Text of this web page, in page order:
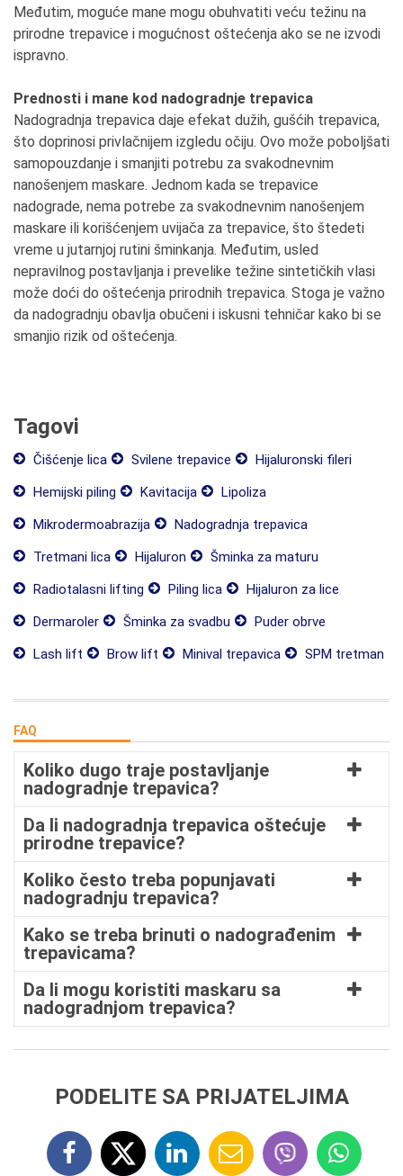
Međutim, moguće mane mogu obuhvatiti veću težinu na
prirodne trepavice i mogućnost oštećenja ako se ne izvodi
ispravno.
Prednosti i mane kod nadogradnje trepavica
Nadogradnja trepavica daje efekat dužih, gušćih trepavica,
što doprinosi privlačnijem izgledu očiju. Ovo može poboljšati
samopouzdanje i smanjiti potrebu za svakodnevnim
nanošenjem maskare. Jednom kada se trepavice
nadograde, nema potrebe za svakodnevnim nanošenjem
maskare ili korišćenjem uvijača za trepavice, što štedeti
vreme u jutarnjoj rutini šminkanja. Međutim, usled
nepravilnog postavljanja i prevelike težine sintetičkih vlasi
može doći do oštećenja prirodnih trepavica. Stoga je važno
da nadogradnju obavlja obučeni i iskusni tehničar kako bi se
smanjio rizik od oštećenja.
Tagovi
Čišćenje lica Svilene trepavice
Hijaluronski fileri
Hemijski piling
Kavitacija
Lipoliza
Mikrodermoabrazija
Nadogradnja trepavica
Tretmani lica
Hijaluron
Šminka za maturu
Radiotalasni lifting
Piling lica
Hijaluron za lice
Dermaroler
Šminka za svadbu
Puder obrve
Lash lift
Brow lift Minival trepavica SPM tretman
FAQ
Koliko dugo traje postavljanje
nadogradnje trepavica?
Da li nadogradnja trepavica oštećuje
prirodne trepavice?
Koliko često treba popunjavati
nadogradnju trepavica?
Kako se treba brinuti o nadograđenim
trepavicama?
Da li mogu koristiti maskaru sa
nadogradnjom trepavica?
PODELITE SA PRIJATELJIMA